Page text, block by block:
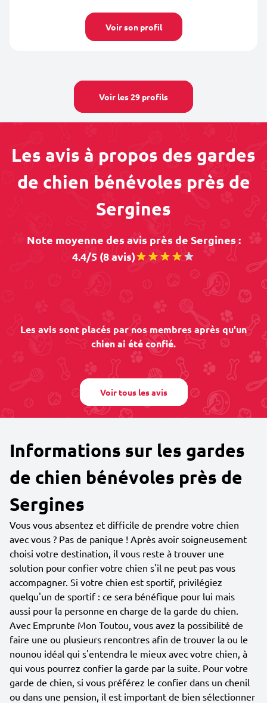
Voir son profil
Voir les 29 profils
Les avis à propos des gardes
de chien bénévoles près de
Sergines
Note moyenne des avis près de Sergines :
4.4/5 (8 avis)
Les avis sont placés par nos membres après qu'un
chien ai été confié.
Voir tous les avis
Informations sur les gardes
de chien bénévoles près de
Sergines
Vous vous absentez et difficile de prendre votre chien
avec vous ? Pas de panique ! Après avoir soigneusement
choisi votre destination, il vous reste à trouver une
solution pour confier votre chien s'il ne peut pas vous
accompagner. Si votre chien est sportif, privilégiez
quelqu'un de sportif : ce sera bénéfique pour lui mais
aussi pour la personne en charge de la garde du chien.
Avec Emprunte Mon Toutou, vous avez la possibilité de
faire une ou plusieurs rencontres afin de trouver la ou le
nounou idéal qui s'entendra le mieux avec votre chien, à
qui vous pourrez confier la garde par la suite. Pour votre
garde de chien, si vous préférez le confier dans un chenil
ou dans une pension, il est important de bien sélectionner